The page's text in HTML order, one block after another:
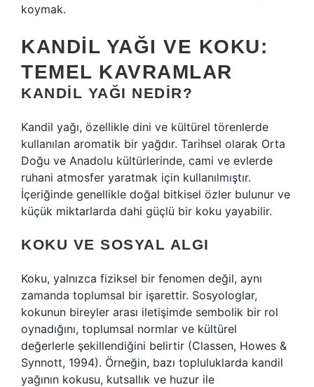
koymak.
KANDIL YAĞI VE KOKU:
TEMEL KAVRAMLAR
KANDIL YAĞI NEDIR?
Kandil yağı, özellikle dini ve kültürel törenlerde
kullanılan aromatik bir yağdır. Tarihsel olarak Orta
Doğu ve Anadolu kültürlerinde, cami ve evlerde
ruhani atmosfer yaratmak için kullanılmıştır.
İçeriğinde genellikle doğal bitkisel özler bulunur ve
küçük miktarlarda dahi güçlü bir koku yayabilir.
KOKU VE SOSYAL ALGI
Koku, yalnızca fiziksel bir fenomen değil, aynı
zamanda toplumsal bir işarettir. Sosyologlar,
kokunun bireyler arası iletişimde sembolik bir rol
oynadığını, toplumsal normlar ve kültürel
değerlerle şekillendiğini belirtir (Classen, Howes &
Synnott, 1994). Örneğin, bazı topluluklarda kandil
yağının kokusu, kutsallık ve huzur ile